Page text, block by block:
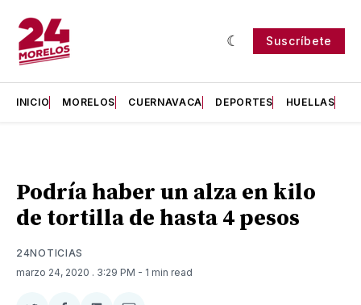
Suscríbete
INICIO MORELOS CUERNAVACA DEPORTES HUELLAS
Podría haber un alza en kilo
de tortilla de hasta 4 pesos
24NOTICIAS
marzo 24, 2020 . 3:29 PM - 1 min read